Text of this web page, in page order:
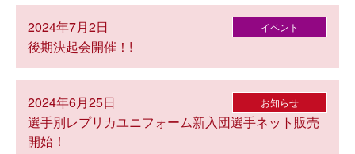
2024年7月2日 イベント
後期決起会開催！!
2024年6月25日 お知らせ
選手別レプリカユニフォーム新入団選手ネット販売
開始！